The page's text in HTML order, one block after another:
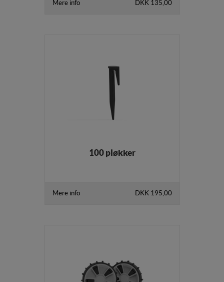
Mere info DKK 135,00
100 pløkker
Mere info DKK 195,00